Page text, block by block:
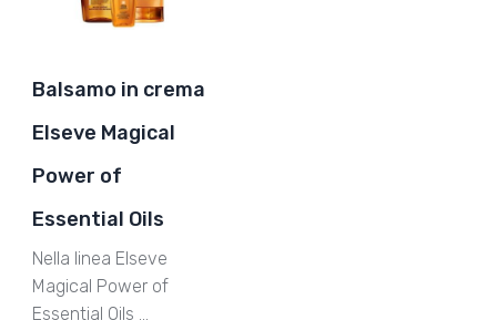
Balsamo in crema
Elseve Magical
Power of
Essential Oils
Nella linea Elseve
Magical Power of
Essential Oils …